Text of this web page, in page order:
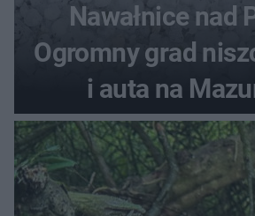
Nawałnice nad
Ogromny grad
i auta na